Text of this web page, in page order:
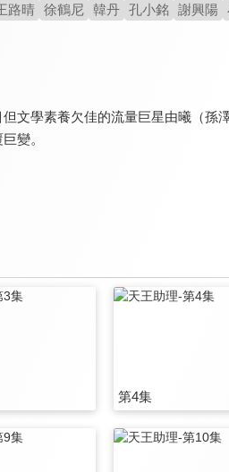
路晴 徐鶴尼 韓丹 孔小銘 謝興陽
但文學素養欠佳的流量巨星由曦（
變。
第4集